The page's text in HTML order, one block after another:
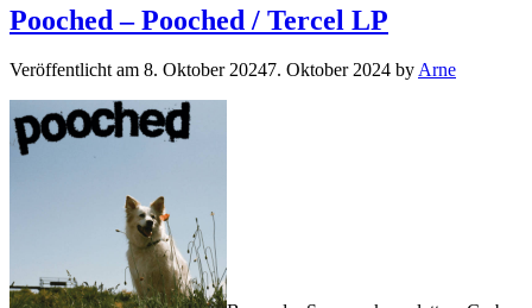
Pooched – Pooched / Tercel LP
Veröffentlicht am 8. Oktober 20247. Oktober 2024 byArne